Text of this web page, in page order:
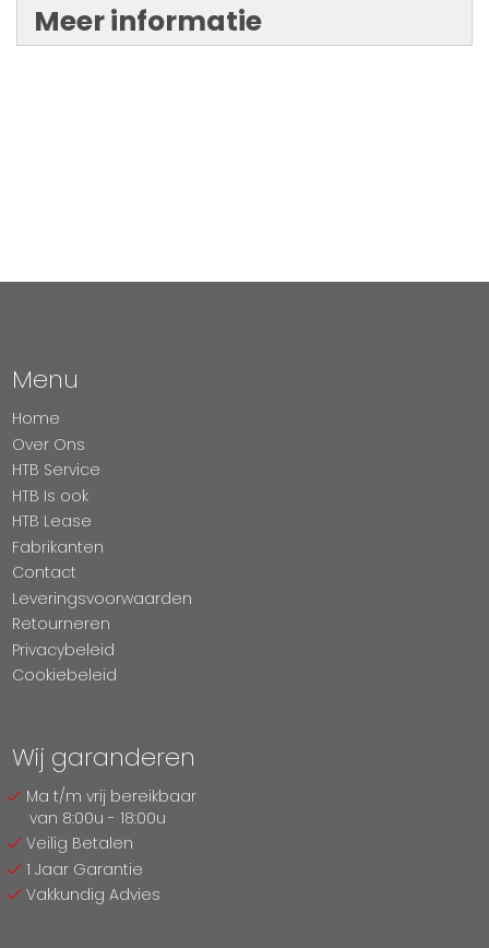
Meer informatie
Menu
Home
Over Ons
HTB Service
HTB Is ook
HTB Lease
Fabrikanten
Contact
Leveringsvoorwaarden
Retourneren
Privacybeleid
Cookiebeleid
Wij garanderen
Ma t/m vrij bereikbaar
van 8:00u - 18:00u
Veilig Betalen
1 Jaar Garantie
Vakkundig Advies